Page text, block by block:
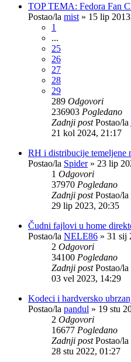
TOP TEMA: Fedora Fan
Postao/la mist » 15 lip
1
...
25
26
27
28
29
289 Odgovori
236903 Pogledano
Zadnji postPostao/la
21 kol 2024, 21:17
RH i distribucije temeljene
Postao/la Spider» 23 lip
1 Odgovori
37970 Pogledano
Zadnji postPostao/la
29 lip 2023, 20:35
Čudni fajlovi u home
Postao/la NELE86 » 31 sij
2 Odgovori
34100 Pogledano
Zadnji postPostao/la
03 vel 2023, 14:29
Kodeci i hardversko
Postao/la pandul » 19 stu
2 Odgovori
16677 Pogledano
Zadnji postPostao/la
28 stu 2022, 01:27